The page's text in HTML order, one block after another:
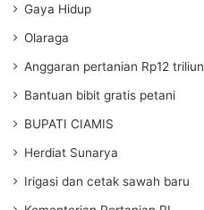
Gaya Hidup
Olaraga
Anggaran pertanian Rp12 triliun
Bantuan bibit gratis petani
BUPATI CIAMIS
Herdiat Sunarya
Irigasi dan cetak sawah baru